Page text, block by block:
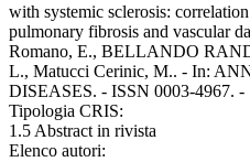
with systemic sclerosis:
pulmonary fibrosis and vascular
Romano, E., BELLANDO
L., Matucci Cerinic, M.. - In:
DISEASES. - ISSN 0003-4967.
Tipologia CRIS:
1.5 Abstract in rivista
Elenco autori: